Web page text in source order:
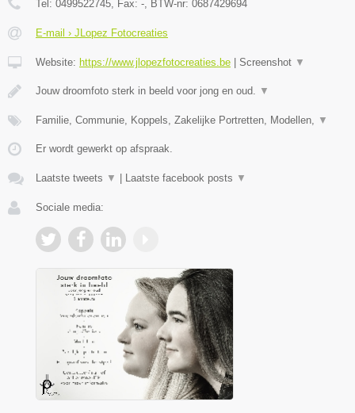
Tel: 0499522745, Fax: -, BTW-nr: 0687429694
E-mail › JLopez Fotocreaties
Website: https://www.jlopezfotocreaties.be Screenshot ▼
Jouw droomfoto sterk in beeld voor jong en oud. ▼
Familie, Communie, Koppels, Zakelijke Portretten, Modellen, ▼
Er wordt gewerkt op afspraak.
Laatste tweets ▼ Laatste facebook posts ▼
Sociale media: